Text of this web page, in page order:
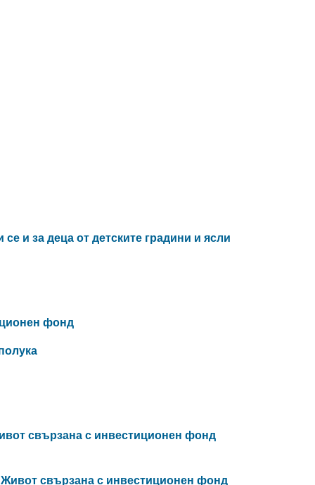
и за деца от детските градини и ясли
фонд
свързана с инвестиционен фонд
свързана с инвестиционен фонд